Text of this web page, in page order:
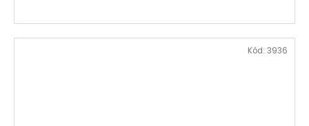
Kód: 3936